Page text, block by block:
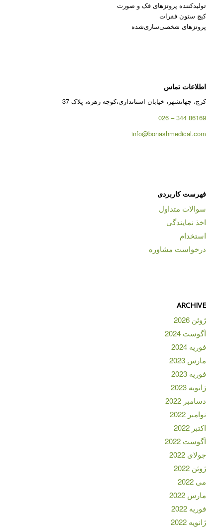
تولیدکننده پروتزهای فک و صورت
کیج ستون فقرات
پروتزهای شخصی‌سازی‌شده
اطلاعات تماس
کرج، جهانشهر، خیابان استانداری،کوچه زهره، پلاک 37
86169 344 – 026
info@bonashmedical.com
فهرست کاربردی
سوالات متداول
اخذ نمایندگی
استخدام
درخواست مشاوره
ARCHIVE
ژوئن 2026
آگوست 2024
فوریه 2024
مارس 2023
فوریه 2023
ژانویه 2023
دسامبر 2022
نوامبر 2022
اکتبر 2022
آگوست 2022
جولای 2022
ژوئن 2022
می 2022
مارس 2022
فوریه 2022
ژانویه 2022